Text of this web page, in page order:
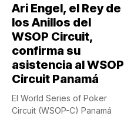
Ari Engel, el Rey de
los Anillos del
WSOP Circuit,
confirma su
asistencia al WSOP
Circuit Panamá
El World Series of Poker
Circuit (WSOP-C) Panamá